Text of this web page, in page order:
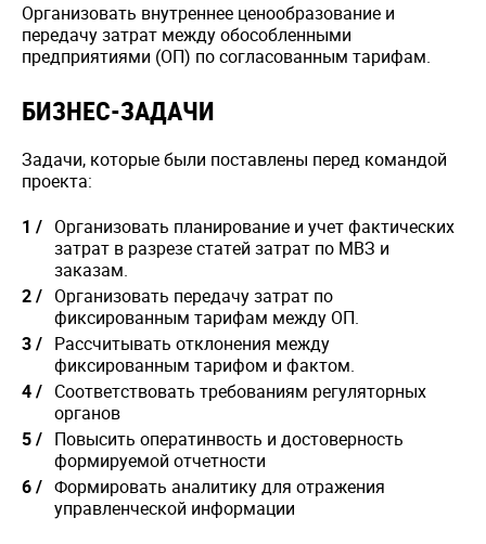
Организовать внутреннее ценообразование и
передачу затрат между обособленными
предприятиями (ОП) по согласованным тарифам.
БИЗНЕС-ЗАДАЧИ
Задачи, которые были поставлены перед командой
проекта:
Организовать планирование и учет фактических
затрат в разрезе статей затрат по МВЗ и
заказам.
Организовать передачу затрат по
фиксированным тарифам между ОП.
Рассчитывать отклонения между
фиксированным тарифом и фактом.
Соответствовать требованиям регуляторных
органов
Повысить оператинвость и достоверность
формируемой отчетности
Формировать аналитику для отражения
управленческой информации